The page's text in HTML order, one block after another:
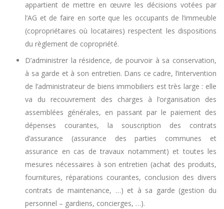
appartient de mettre en œuvre les décisions votées par
l’AG et de faire en sorte que les occupants de l’immeuble
(copropriétaires où locataires) respectent les dispositions
du règlement de copropriété.
D’administrer la résidence, de pourvoir à sa conservation,
à sa garde et à son entretien. Dans ce cadre, l’intervention
de l’administrateur de biens immobiliers est très large : elle
va du recouvrement des charges à l’organisation des
assemblées générales, en passant par le paiement des
dépenses courantes, la souscription des contrats
d’assurance (assurance des parties communes et
assurance en cas de travaux notamment) et toutes les
mesures nécessaires à son entretien (achat des produits,
fournitures, réparations courantes, conclusion des divers
contrats de maintenance, …) et à sa garde (gestion du
personnel – gardiens, concierges, …).